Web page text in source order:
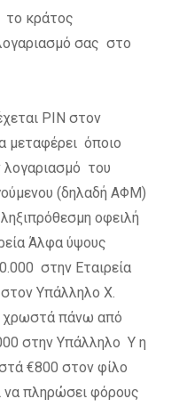
κράτος
σας στο
PIN στον
μεταφέρει όποιο
του
(δηλαδή ΑΦΜ)
οφειλή
Άλφα ύψους
στην Εταιρεία
Υπάλληλο Χ.
χρωστά πάνω από
στην Υπάλληλο Υ η
€800 στον φίλο
να πληρώσει φόρους